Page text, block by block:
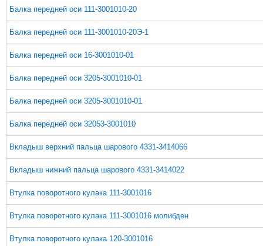
Балка передней оси 111-3001010-20
Балка передней оси 111-3001010-20Э-1
Балка передней оси 16-3001010-01
Балка передней оси 3205-3001010-01
Балка передней оси 3205-3001010-01
Балка передней оси 32053-3001010
Вкладыш верхний пальца шарового 4331-3414066
Вкладыш нижний пальца шарового 4331-3414022
Втулка поворотного кулака 111-3001016
Втулка поворотного кулака 111-3001016 молибден
Втулка поворотного кулака 120-3001016